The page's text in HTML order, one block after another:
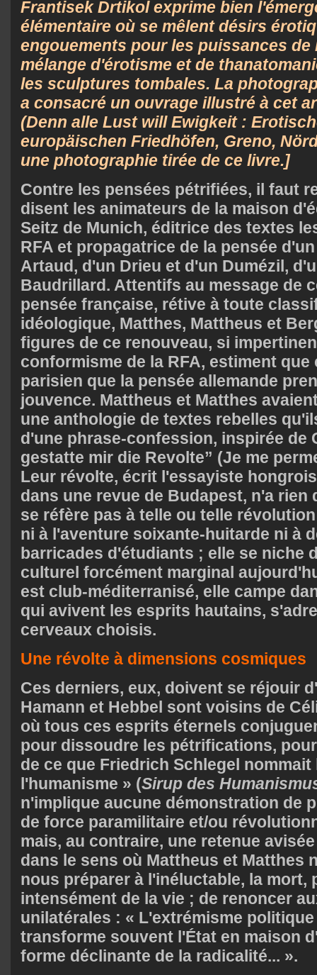
Frantisek Drtikol exprime bien
élémentaire où se mêlent désirs
engouements pour les puissances de
mélange d'érotisme et de
les sculptures tombales. La
a consacré un ouvrage illustré à cet
(Denn alle Lust will Ewigkeit :
europäischen Friedhöfen, Greno,
une photographie tirée de ce livre.]
Contre les pensées pétrifiées, il faut
disent les animateurs de la maison
Seitz de Munich, éditrice des textes
RFA et propagatrice de la pensée
Artaud, d'un Drieu et d'un Dumézil,
Baudrillard. Attentifs au message de
pensée française, rétive à toute
idéologique, Matthes, Mattheus et
figures de ce renouveau, si
conformisme de la RFA, estiment
parisien que la pensée allemande
jouvence. Mattheus et Matthes
une anthologie de textes rebelles
d'une phrase-confession, inspirée de
gestatte mir die Revolte” (Je me
Leur révolte, écrit l'essayiste
dans une revue de Budapest, n'a rien
se réfère pas à telle ou telle
ni à l'aventure soixante-huitarde ni à
barricades d'étudiants ; elle se niche
culturel forcément marginal
est club-méditerranisé, elle campe
qui avivent les esprits hautains,
cerveaux choisis.
Une révolte à dimensions cosmiques
Ces derniers, eux, doivent se réjouir
Hamann et Hebbel sont voisins de
où tous ces esprits éternels
pour dissoudre les pétrifications,
de ce que Friedrich Schlegel nommait
l'humanisme » (Sirup des
n'implique aucune démonstration de
de force paramilitaire et/ou
mais, au contraire, une retenue
dans le sens où Mattheus et Matthes
nous préparer à l'inéluctable, la mort,
intensément de la vie ; de renoncer
unilatérales : « L'extrémisme
transforme souvent l'État en maison
forme déclinante de la radicalité... ».